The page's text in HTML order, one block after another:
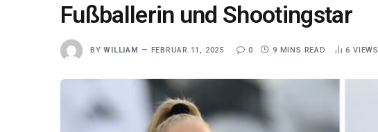
Fußballerin und Shootingstar
BY WILLIAM FEBRUAR 11, 2025 0 9 MINS READ 6 VIEWS